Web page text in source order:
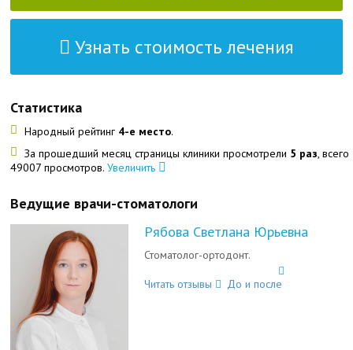
Узнать стоимость лечения
Статистика
Народный рейтинг 4-е место.
За прошедший месяц страницы клиники просмотрели 5 раз, всего
49007 просмотров.Увеличить
Ведущие врачи-стоматологи
Рябова Светлана Юрьевна
Стоматолог-ортодонт.
Читать отзывы До и после